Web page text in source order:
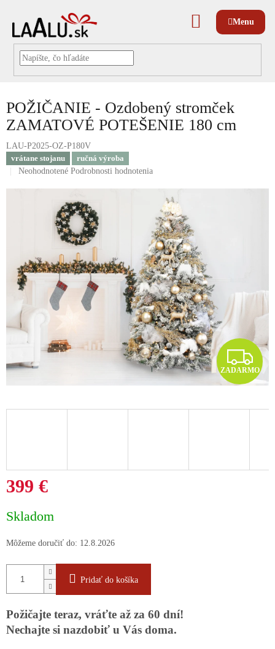
NÁKUPNÝ
KOŠÍK
POŽIČANIE - Ozdobený stromček
ZAMATOVÉ POTEŠENIE 180 cm
LAU-P2025-OZ-P180V
vrátane stojanu
ručná výroba
Priemerné
Neohodnotené Podrobnosti hodnotenia
Z
A
D
ZADARMO
399 €
cena:
Skladom
Môžeme doručiť do: 12.8.2026
Pridať do košíka
Požičajte teraz, vráťte až za 60 dní!
Nechajte si nazdobiť u Vás doma.